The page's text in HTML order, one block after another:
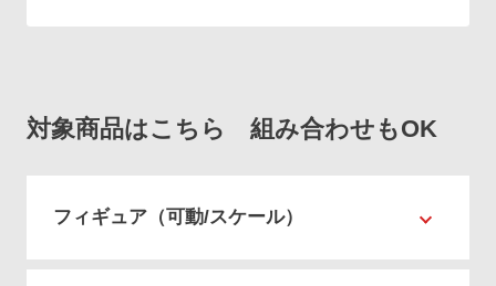
対象商品はこちら 組み合わせもOK
フィギュア（可動/スケール）